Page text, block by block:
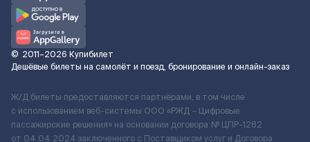
© 2011–2026 Купибилет
Дешёвые билеты на самолёт и поезд, бронирование и онлайн-заказ
Ж/Д билеты предоставляются партнёрами, в том числе
с использованием веб-системы ООО «РЖД – Цифровые
пассажирские решения» на основании договора № ЦПР-1282
от 04.04.2024 заключенного с Поставщиком услуг и Договора